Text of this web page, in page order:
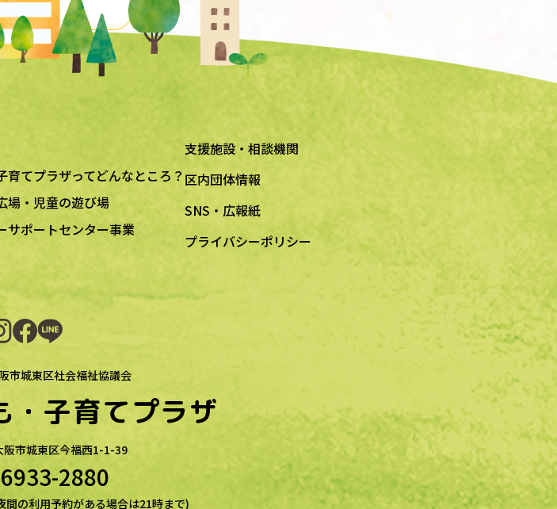
覧に戻る
育てプラザってどんなところ？
場・児童の遊び場
サポートセンター事業
支援施設・相談機関
区内団体情報
SNS・広報紙
プライバシーポリシー
市城東区社会福祉協議会
子育てプラザ
阪市城東区今福西1-1-39
2880
の利用予約がある場合は21時まで)